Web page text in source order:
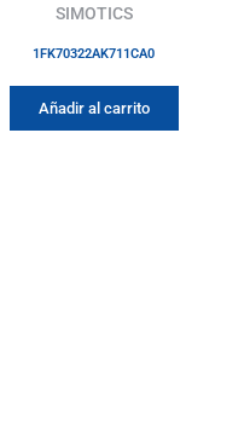
SIMOTICS
1FK70322AK711CA0
Añadir al carrito